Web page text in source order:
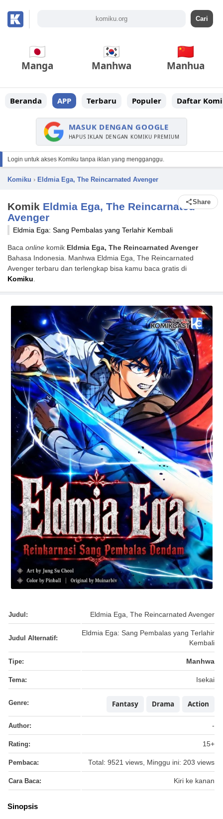
Manga Manhwa Manhua
Beranda APP Terbaru Populer Daftar
MASUK DENGAN GOOGLE
HAPUS IKLAN DENGAN KOMIKU PREMIUM
Login untuk akses Komiku tanpa iklan yang mengganggu.
Komiku › Eldmia Ega, The Reincarnated Avenger
Komik Eldmia Ega, The Reincarnated
Avenger
Share
Eldmia Ega: Sang Pembalas yang Terlahir Kembali
Baca online komik Eldmia Ega, The Reincarnated Avenger
Bahasa Indonesia. Manhwa Eldmia Ega, The Reincarnated
Avenger terbaru dan terlengkap bisa kamu baca gratis di
Komiku
Judul: Eldmia Ega, The Reincarnated Avenger
Judul Alternatif:
Eldmia Ega: Sang Pembalas yang Terlahir
Kembali
Tipe: Manhwa
Tema: Isekai
Genre: Action
Drama
Fantasy
Author: -
Rating: 15+
Pembaca: Total: 9521 views, Minggu ini: 203 views
Cara Baca: Kiri ke kanan
Sinopsis